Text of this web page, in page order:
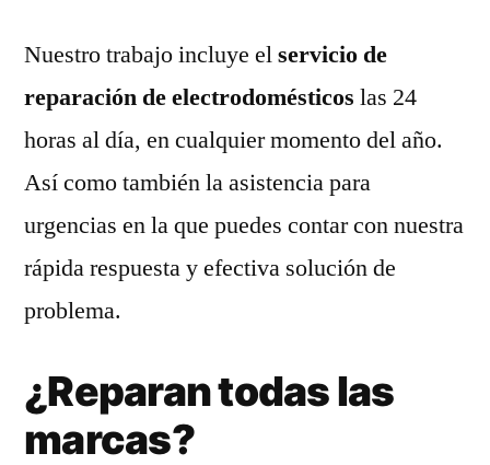
Nuestro trabajo incluye elservicio de
reparación de electrodomésticos las 24
horas al día, en cualquier momento del año.
Así como también la asistencia para
urgencias en la que puedes contar con nuestra
rápida respuesta y efectiva solución de
problema.
¿Reparan todas las
marcas?